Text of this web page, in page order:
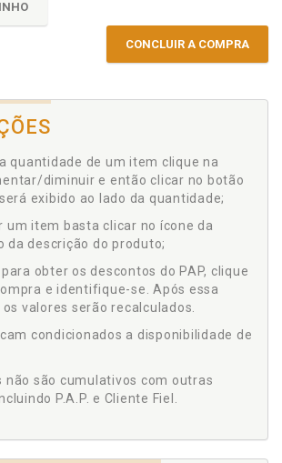
CONCLUIR A COMPRA
a quantidade de um item clique na
diminuir e então clicar no botão
exibido ao lado da quantidade;
um item basta clicar no ícone da
da descrição do produto;
obter os descontos do PAP, clique
e identifique-se. Após essa
valores serão recalculados.
condicionados a disponibilidade de
não são cumulativos com outras
P.A.P. e Cliente Fiel.